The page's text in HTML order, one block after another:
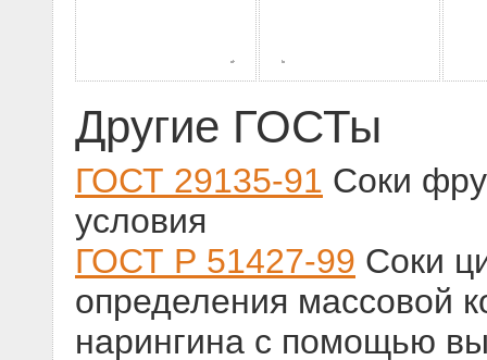
Другие ГОСТы
ГОСТ 29135-91 Соки
условия
ГОСТ Р 51427-99 Соки
определения массовой
нарингина с помощью